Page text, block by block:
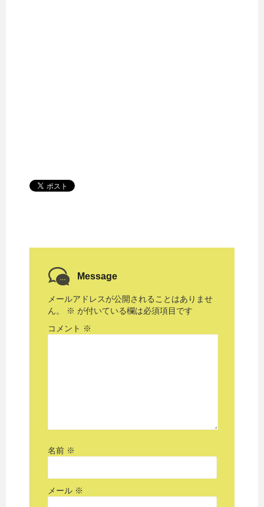
Message
メールアドレスが公開されることはありませ
ん。
※ が付いている欄は必須項目です
コメント ※
名前 ※
メール ※